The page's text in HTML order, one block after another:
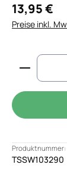
13,95 €
Preise inkl.
Produkt
Produktnummer:
TSSW103290